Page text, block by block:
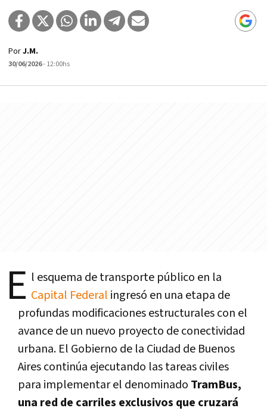
PorJ.M.
30/06/2026- 12:00hs
E l esquema de transporte público en la
Capital Federal ingresó en una etapa de
profundas modificaciones estructurales con el
avance de un nuevo proyecto de conectividad
urbana. El Gobierno de la Ciudad de Buenos
Aires continúa ejecutando las tareas civiles
para implementar el denominado TramBus,
una red de carriles exclusivos que cruzará